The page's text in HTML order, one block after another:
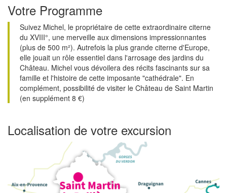
Votre Programme
Suivez Michel, le propriétaire de cette extraordinaire citerne
du XVIII°, une merveille aux dimensions impressionnantes
(plus de 500 m²). Autrefois la plus grande citerne d'Europe,
elle jouait un rôle essentiel dans l'arrosage des jardins du
Château. Michel vous dévoilera des récits fascinants sur sa
famille et l'histoire de cette imposante "cathédrale". En
complément, possibilité de visiter le Château de Saint Martin
(en supplément 8 €)
Localisation de votre excursion